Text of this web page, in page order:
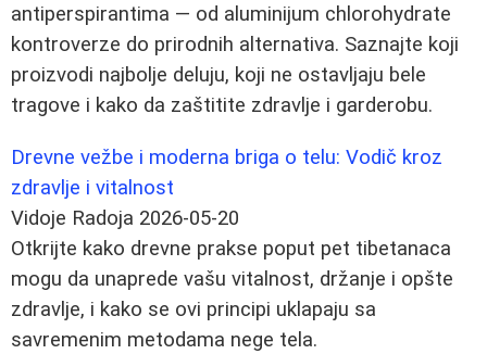
antiperspirantima — od aluminijum chlorohydrate
kontroverze do prirodnih alternativa. Saznajte koji
proizvodi najbolje deluju, koji ne ostavljaju bele
tragove i kako da zaštitite zdravlje i garderobu.
Drevne vežbe i moderna briga o telu: Vodič kroz
zdravlje i vitalnost
Vidoje Radoja 2026-05-20
Otkrijte kako drevne prakse poput pet tibetanaca
mogu da unaprede vašu vitalnost, držanje i opšte
zdravlje, i kako se ovi principi uklapaju sa
savremenim metodama nege tela.